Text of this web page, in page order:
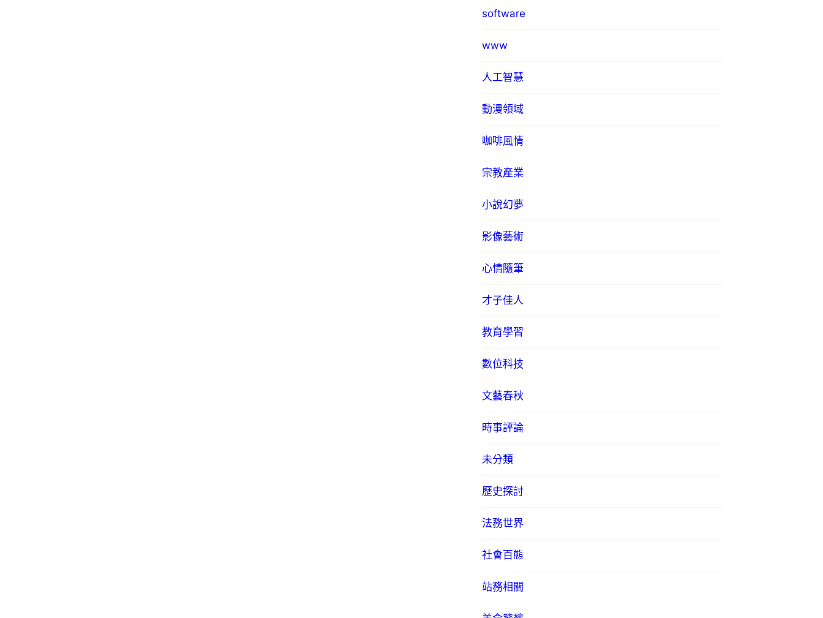
software
www
人工智慧
動漫領域
咖啡風情
宗教產業
小說幻夢
影像藝術
心情隨筆
才子佳人
教育學習
數位科技
文藝春秋
時事評論
未分類
歷史探討
法務世界
社會百態
站務相關